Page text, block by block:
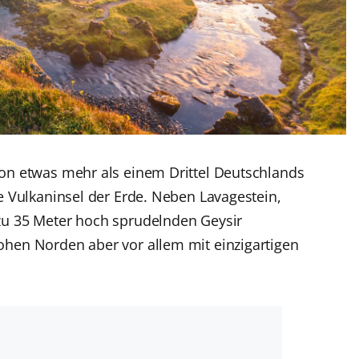
etwas mehr als einem Drittel Deutschlands
der Erde. Neben Lavagestein,
35 Meter hoch sprudelnden Geysir
Norden aber vor allem mit einzigartigen